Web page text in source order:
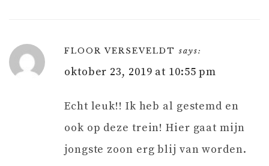
FLOOR VERSEVELDT says:
oktober 23, 2019 at 10:55 pm
Echt leuk!! Ik heb al gestemd en
ook op deze trein! Hier gaat mijn
jongste zoon erg blij van worden.